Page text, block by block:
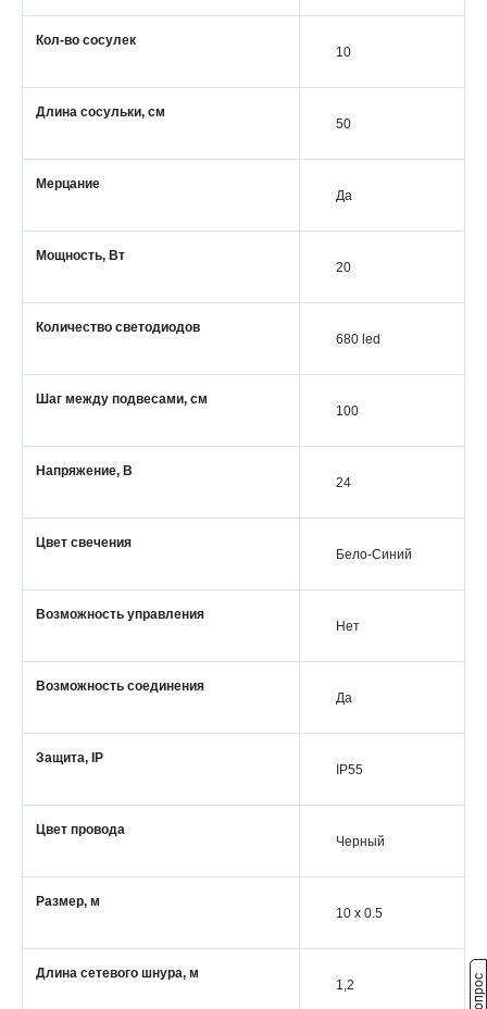
Кол-во сосулек
10
Длина сосульки, см
50
Мерцание
Да
Мощность, Вт
20
Количество светодиодов
680 led
Шаг между подвесами, см
100
Напряжение, В
24
Цвет свечения
Бело-Синий
Возможность управления
Нет
Возможность соединения
Да
Защита, IP
IP55
Цвет провода
Черный
Размер, м
10 x 0.5
Длина сетевого шнура, м
1,2